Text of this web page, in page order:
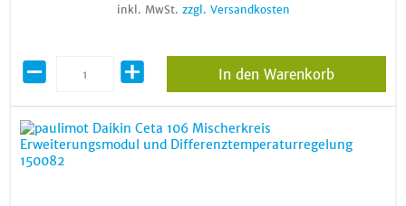
inkl. MwSt. zzgl. Versandkosten
In den Warenkorb